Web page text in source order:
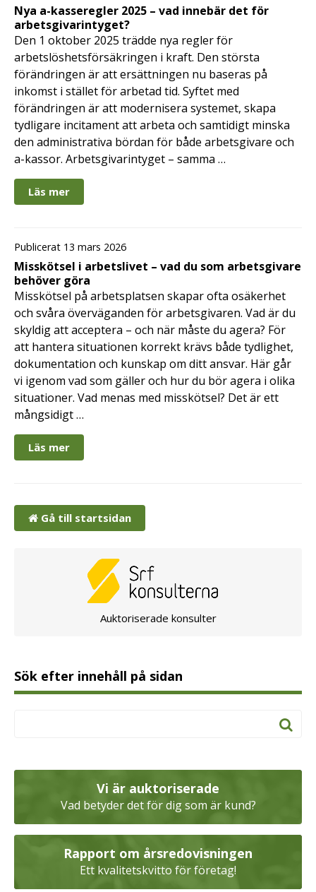
Nya a-kasseregler 2025 – vad innebär det för
arbetsgivarintyget?
Den 1 oktober 2025 trädde nya regler för
arbetslöshetsförsäkringen i kraft. Den största
förändringen är att ersättningen nu baseras på
inkomst i stället för arbetad tid. Syftet med
förändringen är att modernisera systemet, skapa
tydligare incitament att arbeta och samtidigt minska
den administrativa bördan för både arbetsgivare och
a-kassor. Arbetsgivarintyget – samma …
Läs mer
Publicerat 13 mars 2026
Misskötsel i arbetslivet – vad du som arbetsgivare
behöver göra
Misskötsel på arbetsplatsen skapar ofta osäkerhet
och svåra överväganden för arbetsgivaren. Vad är du
skyldig att acceptera – och när måste du agera? För
att hantera situationen korrekt krävs både tydlighet,
dokumentation och kunskap om ditt ansvar. Här går
vi igenom vad som gäller och hur du bör agera i olika
situationer. Vad menas med misskötsel? Det är ett
mångsidigt …
Läs mer
Gå till startsidan
Auktoriserade konsulter
Sök efter innehåll på sidan
Vi är auktoriserade
Vad betyder det för dig som är kund?
Rapport om årsredovisningen
Ett kvalitetskvitto för företag!